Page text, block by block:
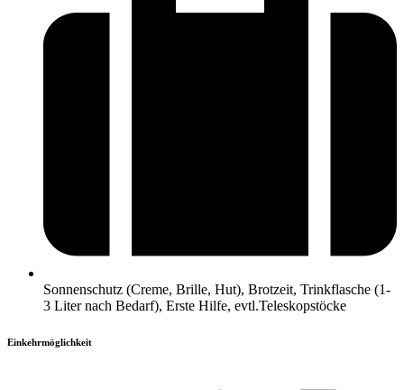
Sonnenschutz (Creme, Brille, Hut), Brotzeit, Trinkflasche (1-
3 Liter nach Bedarf), Erste Hilfe, evtl.Teleskopstöcke
Einkehrmöglichkeit